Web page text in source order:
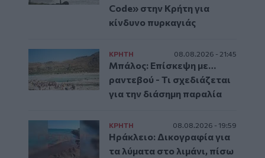
Code» στην Κρήτη για
κίνδυνο πυρκαγιάς
ΚΡΗΤΗ 08.08.2026 - 21:45
Μπάλος: Επίσκεψη με…
ραντεβού - Τι σχεδιάζεται
για την διάσημη παραλία
ΚΡΗΤΗ 08.08.2026 - 19:59
Ηράκλειο: Δικογραφία για
τα λύματα στο λιμάνι, πίσω